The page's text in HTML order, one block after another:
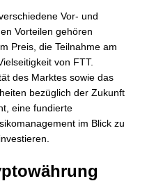
Vor- und
Vorteilen gehören
Preis, die Teilnahme am
von FTT.
des Marktes sowie das
bezüglich der Zukunft
eine fundierte
im Blick zu